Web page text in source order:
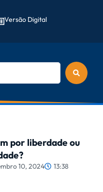
Versão Digital
por liberdade ou
10, 2024 13:38